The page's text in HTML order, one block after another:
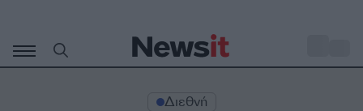
περιεχόμενο
Διεθνή